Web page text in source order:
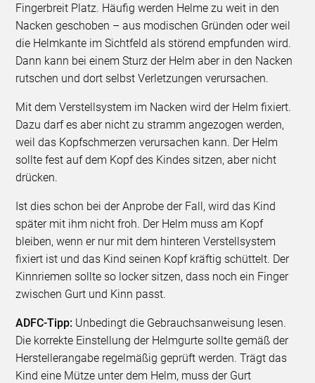
Fingerbreit Platz. Häufig werden Helme zu weit in den
Nacken geschoben – aus modischen Gründen oder weil
die Helmkante im Sichtfeld als störend empfunden wird.
Dann kann bei einem Sturz der Helm aber in den Nacken
rutschen und dort selbst Verletzungen verursachen.
Mit dem Verstellsystem im Nacken wird der Helm fixiert.
Dazu darf es aber nicht zu stramm angezogen werden,
weil das Kopfschmerzen verursachen kann. Der Helm
sollte fest auf dem Kopf des Kindes sitzen, aber nicht
drücken.
Ist dies schon bei der Anprobe der Fall, wird das Kind
später mit ihm nicht froh. Der Helm muss am Kopf
bleiben, wenn er nur mit dem hinteren Verstellsystem
fixiert ist und das Kind seinen Kopf kräftig schüttelt. Der
Kinnriemen sollte so locker sitzen, dass noch ein Finger
zwischen Gurt und Kinn passt.
ADFC-Tipp: Unbedingt die Gebrauchsanweisung lesen.
Die korrekte Einstellung der Helmgurte sollte gemäß der
Herstellerangabe regelmäßig geprüft werden. Trägt das
Kind eine Mütze unter dem Helm, muss der Gurt